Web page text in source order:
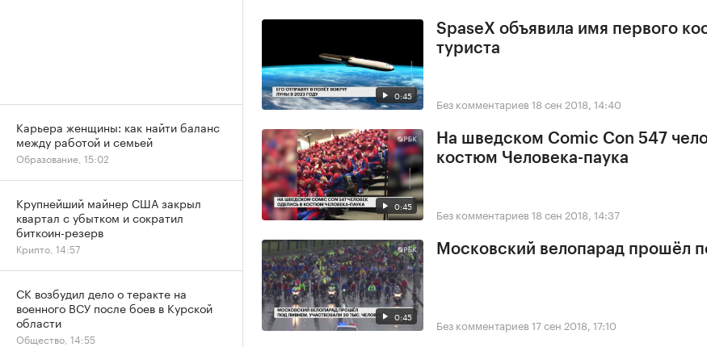
0:45
SpaseX объявила имя первого
туриста
Без комментариев 18 сен 2018, 14:40
0:45
На шведском Comic Con 547
костюм Человека-паука
Без комментариев 18 сен 2018, 14:37
0:45
Московский велопарад прошёл
Без комментариев 17 сен 2018, 17:10
Карьера женщины: как найти баланс
между работой и семьей
Образование, 15:02
Крупнейший майнер США закрыл
квартал с убытком и сократил
биткоин-резерв
Крипто, 14:57
СК возбудил дело о теракте на
военного ВСУ после боев в Курской
области
Общество, 14:55